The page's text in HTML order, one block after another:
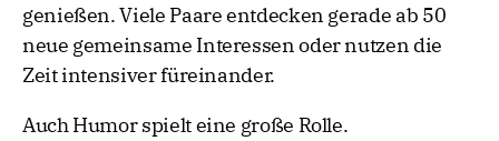
genießen. Viele Paare entdecken gerade ab 50
neue gemeinsame Interessen oder nutzen die
Zeit intensiver füreinander.
Auch Humor spielt eine große Rolle.